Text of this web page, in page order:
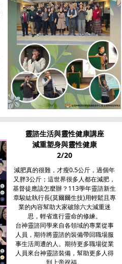
靈諮生活與靈性健康講座
減重塑身與靈性健康
2/20
減肥真的很難，才瘦0.5公斤，過個年
又胖3公斤；這世界很多人都在減肥，
基督徒應該怎麼辦？113學年靈諮新生
章駿紘執行長(莫爾爾生技)用輕鬆且專
業的內容幫助大家破除六大減重迷
思，輕省進行靈命的修練。
台神靈諮同學來自各領域的專業從事
人員，期待將靈諮的裝備帶回職場服
事生活周遭的人。期待更多職場從業
人員來台神靈諮裝備，幫助更多人得
到上帝祝福。